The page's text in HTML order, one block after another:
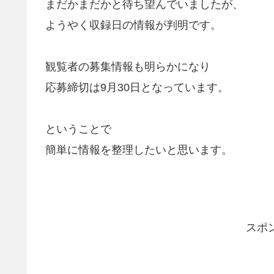
まだかまだかと待ち望んでいましたが、
ようやく収録日の情報が判明です。
観覧者の募集情報も明らかになり
応募締切は9月30日となっています。
ということで
簡単に情報を整理したいと思います。
スポ